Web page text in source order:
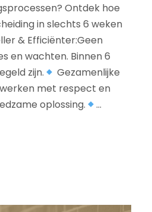
Ontdek hoe
in slechts 6 weken
& Efficiënter:Geen
en wachten. Binnen 6
zijn.
Gezamenlijke
met respect en
oplossing.
...